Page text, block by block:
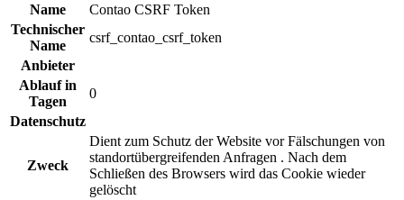
Name
Contao CSRF Token
Technischer
Name
csrf_contao_csrf_token
Anbieter
Ablauf in
Tagen
0
Datenschutz
Zweck
Dient zum Schutz der Website vor Fälschungen von
standortübergreifenden Anfragen . Nach dem
Schließen des Browsers wird das Cookie wieder
gelöscht